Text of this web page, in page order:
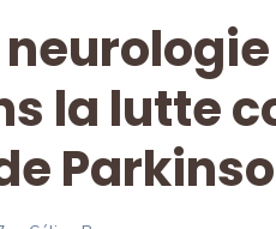
la lutte